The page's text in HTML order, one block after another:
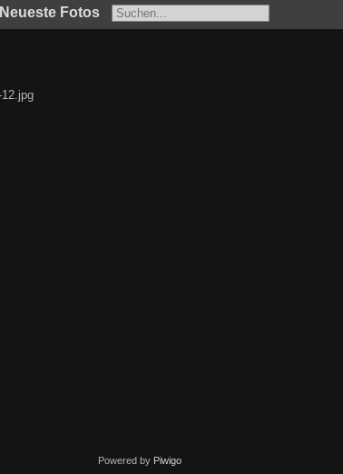
Neueste Fotos
Powered by Piwigo